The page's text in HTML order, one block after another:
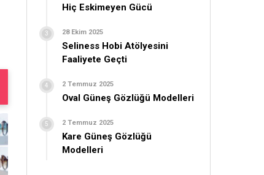
Hiç Eskimeyen Gücü
28 Ekim 2025
Seliness Hobi Atölyesini
Faaliyete Geçti
2 Temmuz 2025
Oval Güneş Gözlüğü Modelleri
2 Temmuz 2025
Kare Güneş Gözlüğü
Modelleri